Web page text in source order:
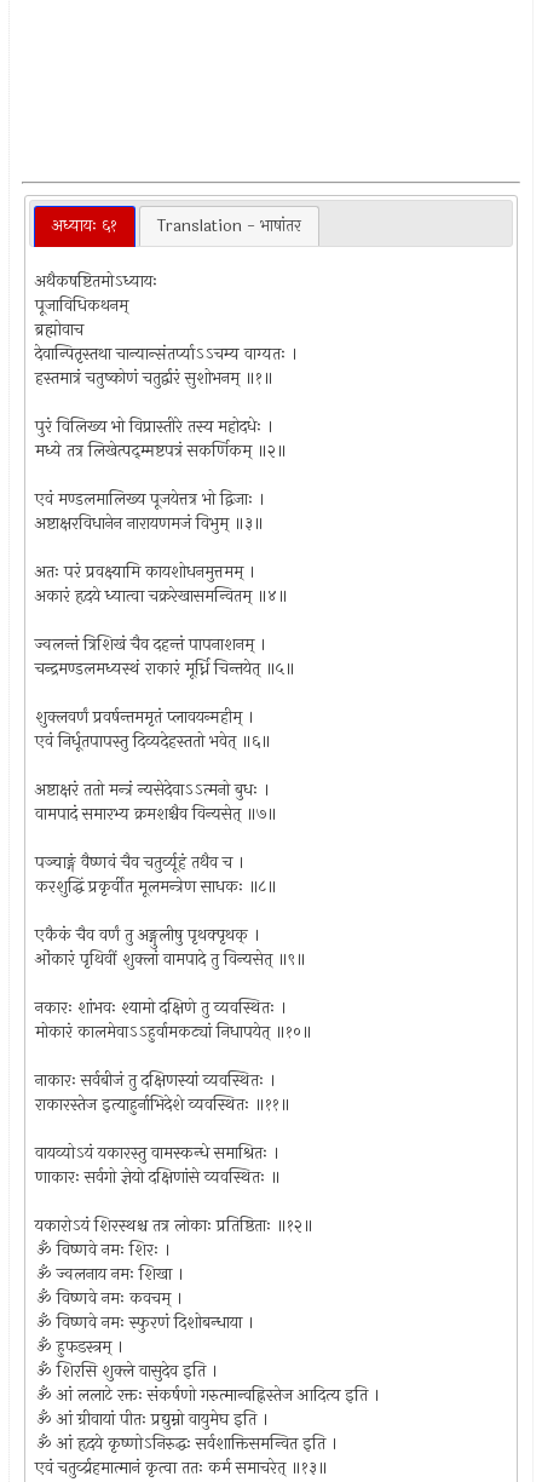
अध्यायः ६१ Translation - भाषांतर
अथैकषष्टितमोऽध्यायः
पूजाविधिकथनम्
ब्रह्मोवाच
देवान्पितृस्तथा चान्यान्संतर्प्याऽऽचम्य वाग्यतः ।
हस्तमात्रं चतुष्कोणं चतुर्द्वारं सुशोभनम् ॥१॥
पुरं विलिख्य भो विप्रास्तीरे तस्य महोदधेः ।
मध्ये तत्र लिखेत्पद्म्मष्टपत्रं सकर्णिकम् ॥२॥
एवं मण्डलमालिख्य पूजयेत्तत्र भो द्विजाः ।
अष्टाक्षरविधानेन नारायणमजं विभुम् ॥३॥
अतः परं प्रवक्ष्यामि कायशोधनमुत्तमम् ।
अकारं हृदये ध्यात्वा चक्ररेखासमन्वितम् ॥४॥
ज्वलन्तं त्रिशिखं चैव दहन्तं पापनाशनम् ।
चन्द्रमण्डलमध्यस्थं राकारं मूर्ध्नि चिन्तयेत् ॥५॥
शुक्लवर्णं प्रवर्षन्तममृतं प्लावयन्महीम् ।
एवं निर्धूतपापस्तु दिव्यदेहस्ततो भवेत् ॥६॥
अष्टाक्षरं ततो मन्त्रं न्यसेदेवाऽऽत्मनो बुधः ।
वामपादं समारभ्य क्रमशश्चैव विन्यसेत् ॥७॥
पञ्चाङ्गं वैष्णवं चैव चतुर्व्यूहं तथैव च ।
करशुद्धिं प्रकृर्वीत मूलमन्त्रेण साधकः ॥८॥
एकैकं चैव वर्णं तु अङ्गुलीषु पृथक्पृथक् ।
ओंकारं पृथिवीं शुक्लां वामपादे तु विन्यसेत् ॥९॥
नकारः शांभवः श्यामो दक्षिणे तु व्यवस्थितः ।
मोकारं कालमेवाऽऽहुर्वामकट्यां निधापयेत् ॥१०॥
नाकारः सर्वबीजं तु दक्षिणस्यां व्यवस्थितः ।
राकारस्तेज इत्याहुर्नाभिदेशे व्यवस्थितः ॥११॥
वायव्योऽयं यकारस्तु वामस्कन्धे समाश्रितः ।
णाकारः सर्वगो ज्ञेयो दक्षिणांसे व्यवस्थितः ॥
यकारोऽयं शिरस्थश्च तत्र लोकाः प्रतिष्ठिताः ॥१२॥
ॐ विष्णवे नमः शिरः ।
ॐ ज्वलनाय नमः शिखा ।
ॐ विष्णवे नमः कवचम् ।
ॐ विष्णवे नमः स्फुरणं दिशोबन्धाया ।
ॐ हुफडस्त्रम् ।
ॐ शिरसि शुक्ले वासुदेव इति ।
ॐ आं ललाटे रक्तः संकर्षणो गरुत्मान्वह्निस्तेज आदित्य इति ।
ॐ आं ग्रीवायां पीतः प्रद्युम्नो वायुमेघ इति ।
ॐ आं हृदये कृष्णोऽनिरुद्धः सर्वशाक्तिसमन्वित इति ।
एवं चतुर्व्य्रहमात्मानं कृत्वा ततः कर्म समाचरेत् ॥१३॥